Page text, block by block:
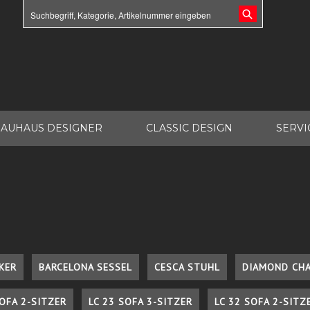
DESIGNER CLASSIC DESIGN
BARCELONA SESSEL CESCA STUHL DIAMOND
2-SITZER LC 23 SOFA 3-SITZER LC 32 SOFA 2-